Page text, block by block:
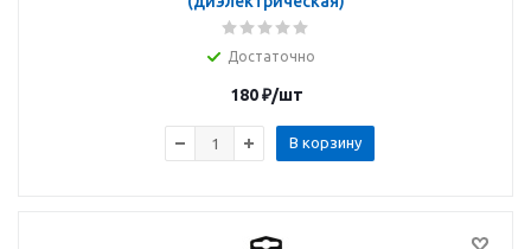
Достаточно
180₽/шт
В корзину